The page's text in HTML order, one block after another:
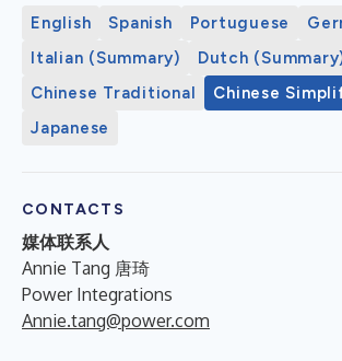
English Spanish Portuguese
Italian (Summary)
Dutch
Chinese Traditional
Chinese
Japanese
CONTACTS
媒体联系人
Annie Tang 唐琦
Power Integrations
Annie.tang@power.com